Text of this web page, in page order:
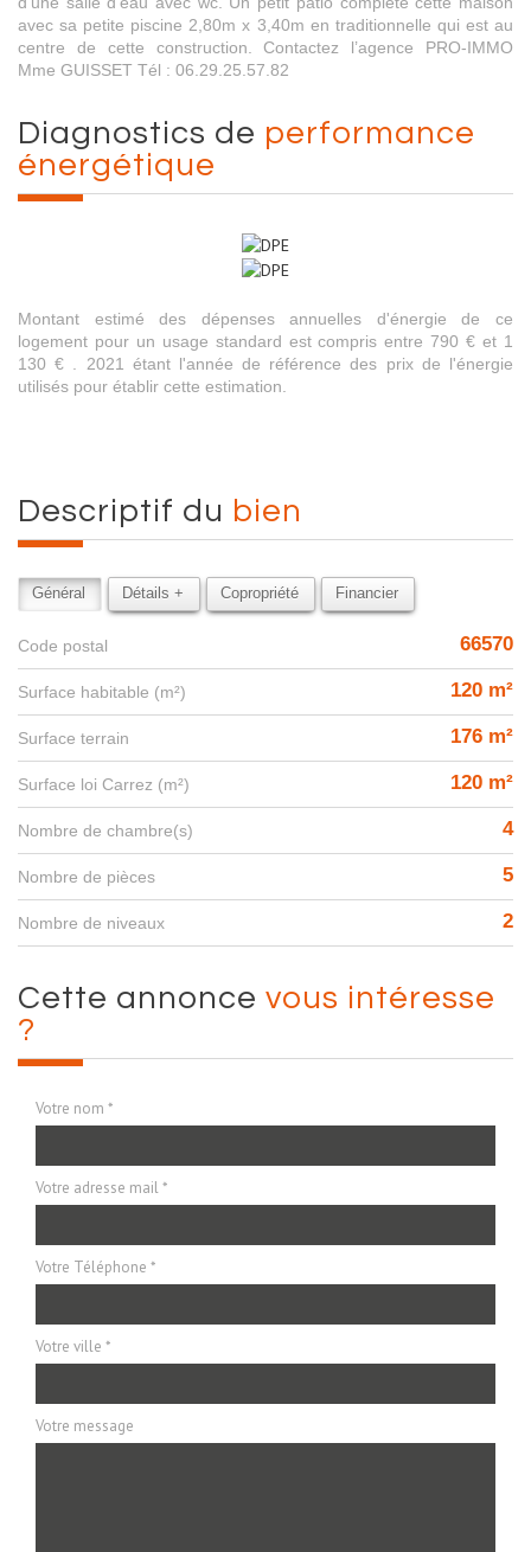
avec sa petite piscine 2,80m x 3,40m en traditionnelle qui est au
centre de cette construction. Contactez l’agence PRO-IMMO
Mme GUISSET Tél : 06.29.25.57.82
diagnostics de performance
énergétique
Montant estimé des dépenses annuelles d'énergie de ce
logement pour un usage standard est compris entre 790 € et 1
130 € . 2021 étant l'année de référence des prix de l'énergie
utilisés pour établir cette estimation.
descriptif du bien
Général Détails + Copropriété Financier
Code postal 66570
Surface habitable (m²) 120 m²
surface terrain 176 m²
Surface loi Carrez (m²) 120 m²
Nombre de chambre(s) 4
Nombre de pièces 5
Nombre de niveaux 2
cette annonce vous intéresse
?
Votre nom *
Votre adresse mail *
Votre Téléphone *
Votre ville *
Votre message